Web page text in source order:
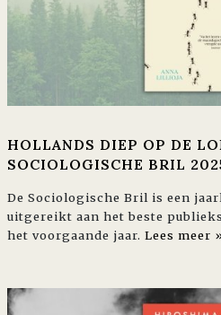
HOLLANDS DIEP OP DE
SOCIOLOGISCHE BRIL
De Sociologische Bril is een
uitgereikt aan het beste
het voorgaande jaar. Lees meer